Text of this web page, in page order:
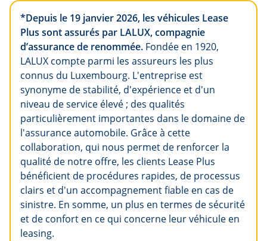
*Depuis le 19 janvier 2026, les véhicules Lease
Plus sont assurés par LALUX, compagnie
d’assurance de renommée. Fondée en 1920,
LALUX compte parmi les assureurs les plus
connus du Luxembourg. L'entreprise est
synonyme de stabilité, d'expérience et d'un
niveau de service élevé ; des qualités
particulièrement importantes dans le domaine de
l'assurance automobile. Grâce à cette
collaboration, qui nous permet de renforcer la
qualité de notre offre, les clients Lease Plus
bénéficient de procédures rapides, de processus
clairs et d'un accompagnement fiable en cas de
sinistre. En somme, un plus en termes de sécurité
et de confort en ce qui concerne leur véhicule en
leasing.